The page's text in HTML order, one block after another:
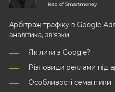
Head of Smartmoney
Арбітраж трафіку в Google
аналітика, зв'язки
Як лити з Google?
Різновиди реклами під
Особливості семантики